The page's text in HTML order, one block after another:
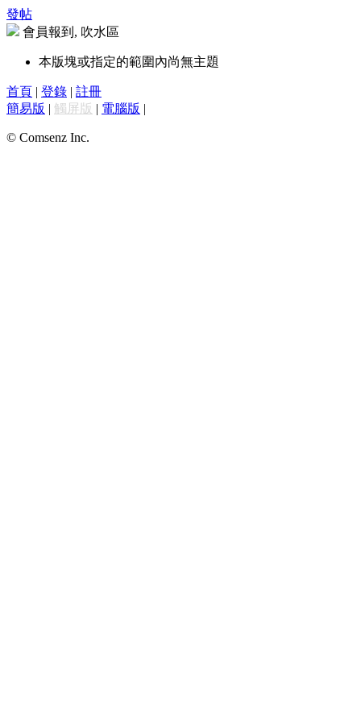
發帖
會員報到, 吹水區
本版塊或指定的範圍內尚無主題
首頁 | 登錄 | 註冊
簡易版 | 觸屏版 | 電腦版 |
© Comsenz Inc.